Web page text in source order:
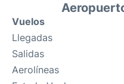
Vuelos
Llegadas
Salidas
Aerolíneas